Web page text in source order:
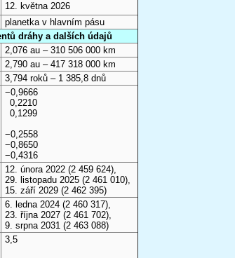
12. května 2026
planetka v hlavním pásu
dráhy a dalších údajů
2,076 au – 310 506 000 km
2,790 au – 417 318 000 km
3,794 roků – 1 385,8 dnů
−0,9666
0,2210
0,1299
−0,2558
−0,8650
−0,4316
12. února 2022 (2 459 624),
29. listopadu 2025 (2 461 010),
15. září 2029 (2 462 395)
6. ledna 2024 (2 460 317),
23. října 2027 (2 461 702),
9. srpna 2031 (2 463 088)
3,5